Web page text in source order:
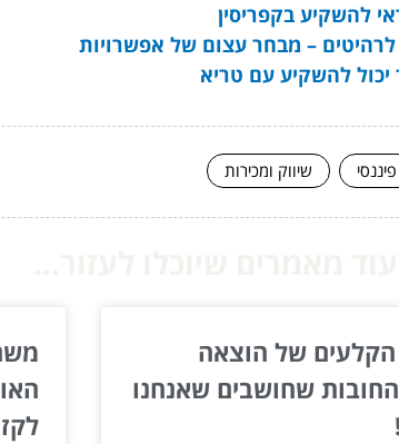
להשקיע בקפריסין
לרהיטים – מבחר עצום של אפשרויות
להשקיע עם טריא
פיננסי שיווק ומכירות
הקלעים של הוצאה
שחושבים שאנחנו